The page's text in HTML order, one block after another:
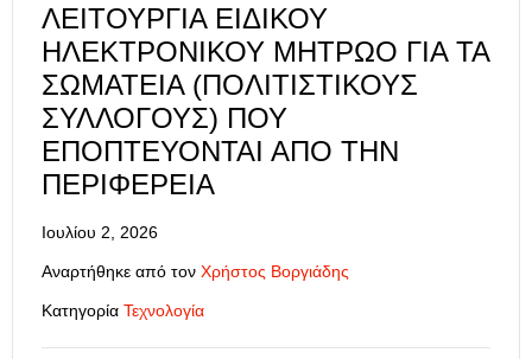
ΛΕΙΤΟΥΡΓΊΑ ΕΙΔΙΚΟΎ
ΗΛΕΚΤΡΟΝΙΚΟΎ ΜΗΤΡΏΟ ΓΙΑ ΤΑ
ΣΩΜΑΤΕΊΑ (ΠΟΛΙΤΙΣΤΙΚΟΎΣ
ΣΥΛΛΌΓΟΥΣ) ΠΟΥ
ΕΠΟΠΤΕΎΟΝΤΑΙ ΑΠΌ ΤΗΝ
ΠΕΡΙΦΈΡΕΙΑ
Ιουλίου 2, 2026
Αναρτήθηκε από τον Χρήστος Βοργιάδης
Κατηγορία Τεχνολογία